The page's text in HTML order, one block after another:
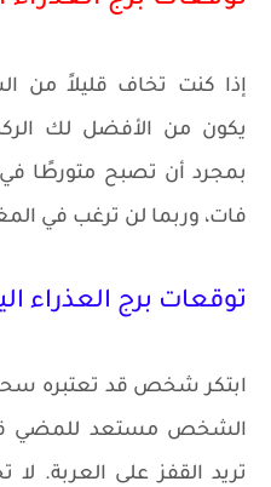
يكون من الأفضل لك
بمجرد أن تصبح متورطًا
فات، وربما لن ترغب في
توقعات برج العذراء
ابتكر شخص قد تعتبره
الشخص مستعد للمضي
تريد القفز على العربة.